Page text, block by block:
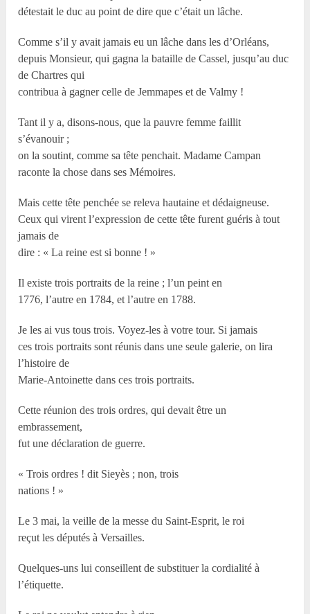
détestait le duc au point de dire que c’était un lâche.
Comme s’il y avait jamais eu un lâche dans les d’Orléans,
depuis Monsieur, qui gagna la bataille de Cassel, jusqu’au duc
de Chartres qui
contribua à gagner celle de Jemmapes et de Valmy !
Tant il y a, disons-nous, que la pauvre femme faillit
s’évanouir ;
on la soutint, comme sa tête penchait. Madame Campan
raconte la chose dans ses Mémoires.
Mais cette tête penchée se releva hautaine et dédaigneuse.
Ceux qui virent l’expression de cette tête furent guéris à tout
jamais de
dire : « La reine est si bonne ! »
Il existe trois portraits de la reine ; l’un peint en
1776, l’autre en 1784, et l’autre en 1788.
Je les ai vus tous trois. Voyez-les à votre tour. Si jamais
ces trois portraits sont réunis dans une seule galerie, on lira
l’histoire de
Marie-Antoinette dans ces trois portraits.
Cette réunion des trois ordres, qui devait être un
embrassement,
fut une déclaration de guerre.
« Trois ordres ! dit Sieyès ; non, trois
nations ! »
Le 3 mai, la veille de la messe du Saint-Esprit, le roi
reçut les députés à Versailles.
Quelques-uns lui conseillent de substituer la cordialité à
l’étiquette.